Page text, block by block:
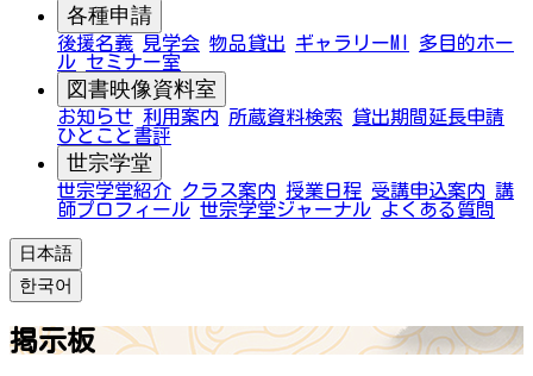
各種申請
後援名義 見学会 物品貸出 ギャラリーMI
多目的ホー
ル セミナー室
図書映像資料室
お知らせ 利用案内 所蔵資料検索
貸出期間延長申請
ひとこと書評
世宗学堂
世宗学堂紹介 クラス案内 授業日程 受講申込案内 講
師プロフィール 世宗学堂ジャーナル よくある質問
日本語
한국어
掲示板